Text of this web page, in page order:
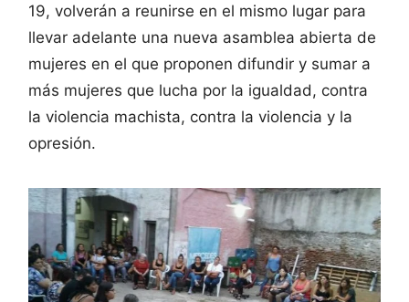
19, volverán a reunirse en el mismo lugar para
llevar adelante una nueva asamblea abierta de
mujeres en el que proponen difundir y sumar a
más mujeres que lucha por la igualdad, contra
la violencia machista, contra la violencia y la
opresión.